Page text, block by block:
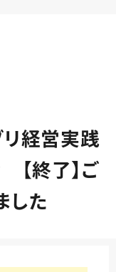
リ経営実践
終了】ご
した